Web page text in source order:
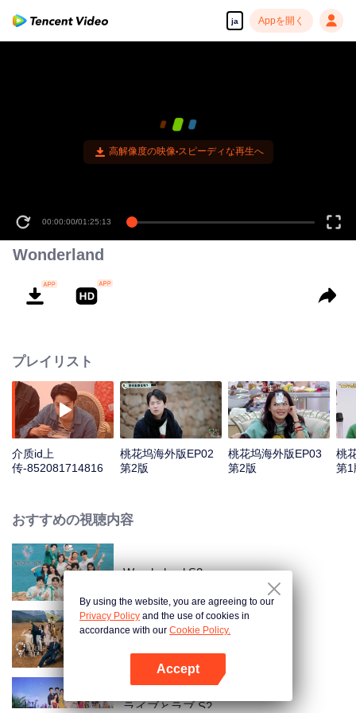
ja Appを開く
高解像度の映像•スピーディな再生へ
00:00:00/01:25:13
Wonderland
プレイリスト
介质id上
传-852081714816
桃花坞海外版EP02
第2版
桃花坞海外版EP03
第2版
桃
第1
おすすめの視聴内容
Wonderland S2
Wonderland S3
ライブとラブ S2
By using the website, you are agreeing to our
Privacy Policy and the use of cookies in
accordance with our Cookie Policy.
Accept